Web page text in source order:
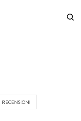
RECENSIONI